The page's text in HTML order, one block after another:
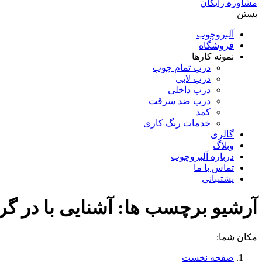
مشاوره رایگان
بستن
آلبروچوب
فروشگاه
نمونه کارها
درب تمام چوب
درب لابی
درب داخلی
درب ضد سرقت
کمد
خدمات رنگ کاری
گالری
وبلاگ
درباره آلبروچوب
تماس با ما
پشتیبانی
آرشیو برچسب ها: آشنایی با در
مکان شما:
صفحه نخست